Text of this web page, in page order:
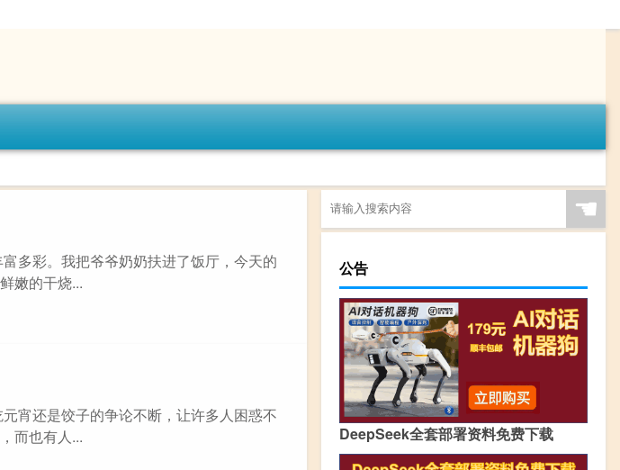
多彩。我把爷爷奶奶扶进了饭厅，今天的
嫩的干烧...
宵还是饺子的争论不断，让许多人困惑不
而也有人...
☚
公告
DeepSeek全套部署资料免费下载